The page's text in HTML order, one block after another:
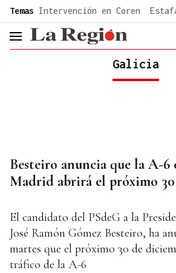
common.go-to-content
Temas Intervención en Coren
header.menu.open
Galicia
Besteiro anuncia que la A-6
Madrid abrirá el próximo
El candidato del PSdeG a la
José Ramón Gómez Besteiro, ha
martes que el próximo 30 de
tráfico de la A-6